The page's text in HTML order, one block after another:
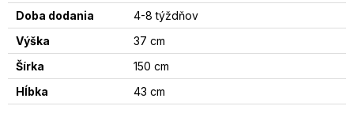
Doba dodania
4-8 týždňov
Výška
37 cm
Šírka
150 cm
Hĺbka
43 cm